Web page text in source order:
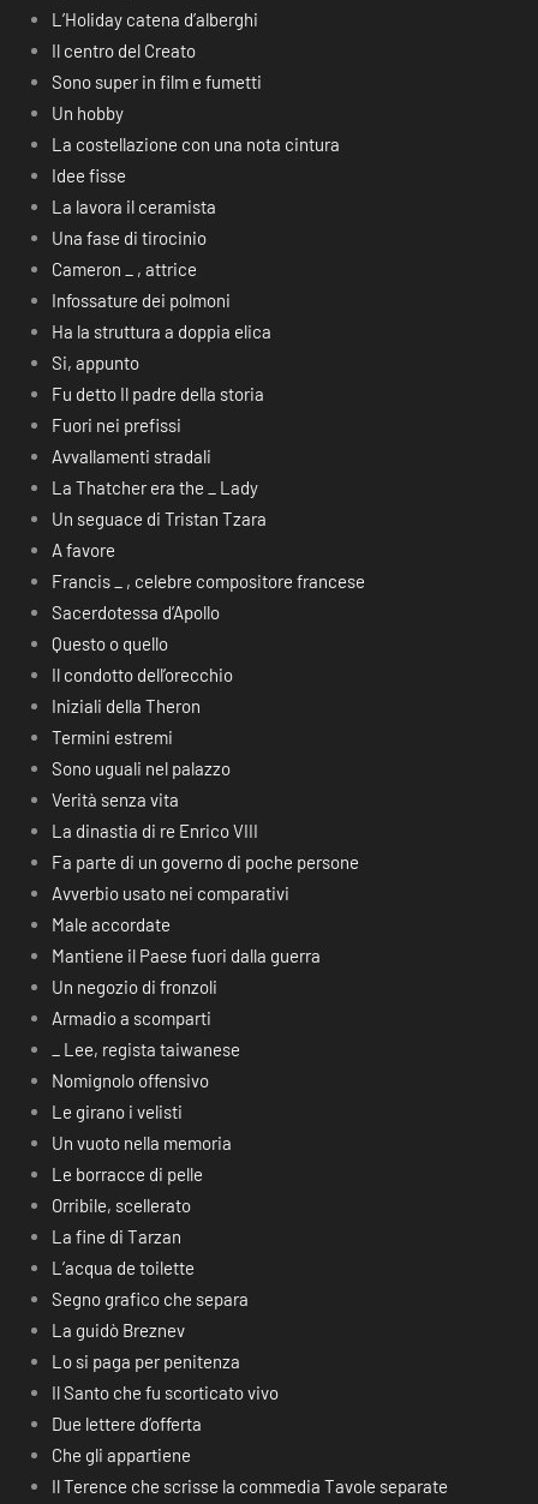
L’Holiday catena d’alberghi
Il centro del Creato
Sono super in film e fumetti
Un hobby
La costellazione con una nota cintura
Idee fisse
La lavora il ceramista
Una fase di tirocinio
Cameron _ , attrice
Infossature dei polmoni
Ha la struttura a doppia elica
Si, appunto
Fu detto Il padre della storia
Fuori nei prefissi
Avvallamenti stradali
La Thatcher era the _ Lady
Un seguace di Tristan Tzara
A favore
Francis _ , celebre compositore francese
Sacerdotessa d’Apollo
Questo o quello
Il condotto dell’orecchio
Iniziali della Theron
Termini estremi
Sono uguali nel palazzo
Verità senza vita
La dinastia di re Enrico VIII
Fa parte di un governo di poche persone
Avverbio usato nei comparativi
Male accordate
Mantiene il Paese fuori dalla guerra
Un negozio di fronzoli
Armadio a scomparti
_ Lee, regista taiwanese
Nomignolo offensivo
Le girano i velisti
Un vuoto nella memoria
Le borracce di pelle
Orribile, scellerato
La fine di Tarzan
L’acqua de toilette
Segno grafico che separa
La guidò Breznev
Lo si paga per penitenza
Il Santo che fu scorticato vivo
Due lettere d’offerta
Che gli appartiene
Il Terence che scrisse la commedia Tavole separate